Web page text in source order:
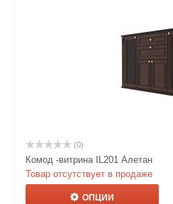
(0)
Комод -витрина IL201 Алетан
Товар отсутствует в продаже
ОПЦИИ